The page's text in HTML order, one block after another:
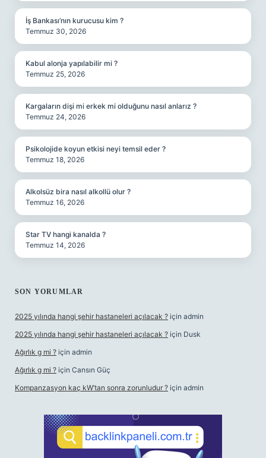
İş Bankası’nın kurucusu kim ?
Temmuz 30, 2026
Kabul alonja yapılabilir mi ?
Temmuz 25, 2026
Kargaların dişi mi erkek mi olduğunu nasıl anlarız ?
Temmuz 24, 2026
Psikolojide koyun etkisi neyi temsil eder ?
Temmuz 18, 2026
Alkolsüz bira nasıl alkollü olur ?
Temmuz 16, 2026
Star TV hangi kanalda ?
Temmuz 14, 2026
SON YORUMLAR
2025 yılında hangi şehir hastaneleri açılacak ? için admin
2025 yılında hangi şehir hastaneleri açılacak ? için Dusk
Ağırlık g mi ? için admin
Ağırlık g mi ? için Cansın Güç
Kompanzasyon kaç kW’tan sonra zorunludur ? için admin